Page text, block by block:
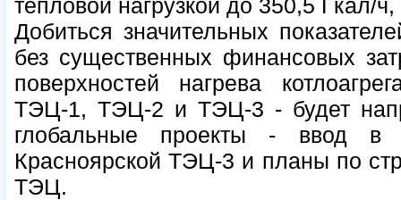
тепловой нагрузкой до 350,5
Добиться значительных
без существенных финансовых
поверхностей нагрева
ТЭЦ-1, ТЭЦ-2 и ТЭЦ-3 - будет
глобальные проекты - ввод в
Красноярской ТЭЦ-3 и планы по
ТЭЦ.